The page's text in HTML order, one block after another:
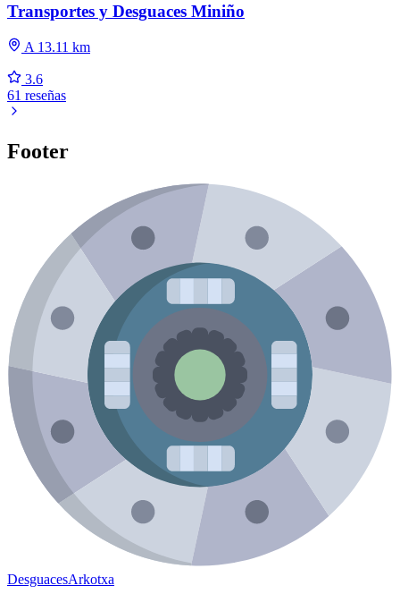
Transportes y Desguaces Miniño
A 13.11 km
3.6
61 reseñas
Footer
DesguacesArkotxa